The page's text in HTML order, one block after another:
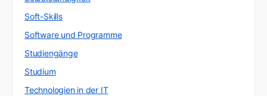
Soft-Skills
Software und Programme
Studiengänge
Studium
Technologien in der IT